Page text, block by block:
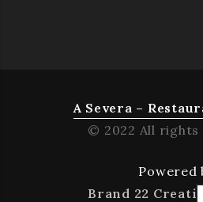
A Severa –
© 2022 All rights
Powered
Brand 22